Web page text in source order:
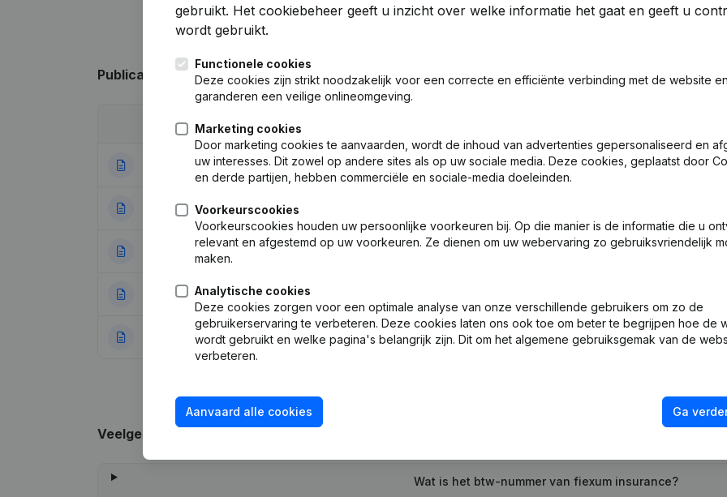
Publicaties van fiexum insurance
Publicatie
24-04-2025 Kapitaal - Aandelen - Rubriek Herstructurering (Fusie, Splitsing, Overdracht
13-02-2025 Rubriek Herstructurering (Fusie, Splitsing, Overdracht Vermogen, enz...)
22-04-2024 Rubriek Herstructurering (Fusie, Splitsing, Overdracht Vermogen, enz...)
12-02-2024 Ontslagnemingen - Benoemingen
19-01-2023 Kapitaal - Aandelen - Wijziging Juridische Vorm - Rubriek Herstructurering (Fusie,
Veelgestelde vragen
Wat is het btw-nummer van fiexum insurance?
gebruikt. Het cookiebeheer geeft u inzicht over welke informatie het gaat en geeft u
wordt gebruikt.
Functionele cookies
Deze cookies zijn strikt noodzakelijk voor een correcte en efficiënte verbinding met de website en
garanderen een veilige onlineomgeving.
Marketing cookies
Door marketing cookies te aanvaarden, wordt de inhoud van advertenties gepersonaliseerd en
uw interesses. Dit zowel op andere sites als op uw sociale media. Deze cookies, geplaatst door
en derde partijen, hebben commerciële en sociale-media doeleinden.
Voorkeurscookies
Voorkeurscookies houden uw persoonlijke voorkeuren bij. Op die manier is de informatie die u
relevant en afgestemd op uw voorkeuren. Ze dienen om uw webervaring zo gebruiksvriendelijk
maken.
Analytische cookies
Deze cookies zorgen voor een optimale analyse van onze verschillende gebruikers om zo de
gebruikerservaring te verbeteren. Deze cookies laten ons ook toe om beter te begrijpen hoe de
wordt gebruikt en welke pagina's belangrijk zijn. Dit om het algemene gebruiksgemak van de
verbeteren.
Aanvaard alle cookies Ga